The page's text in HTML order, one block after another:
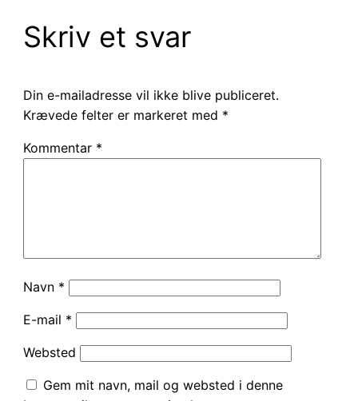
Skriv et svar
Din e-mailadresse vil ikke blive publiceret.
Krævede felter er markeret med *
Kommentar *
Navn *
E-mail *
Websted
Gem mit navn, mail og websted i denne